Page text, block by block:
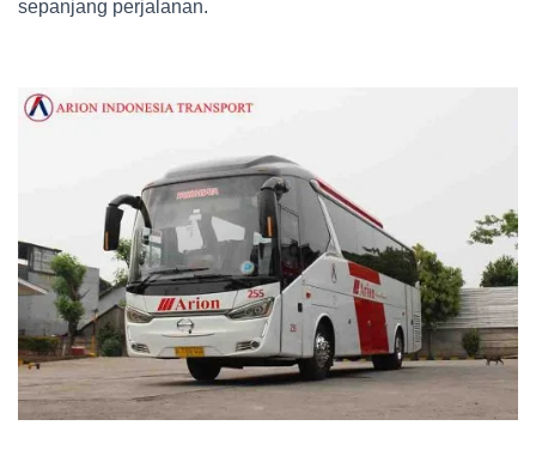
sepanjang perjalanan.